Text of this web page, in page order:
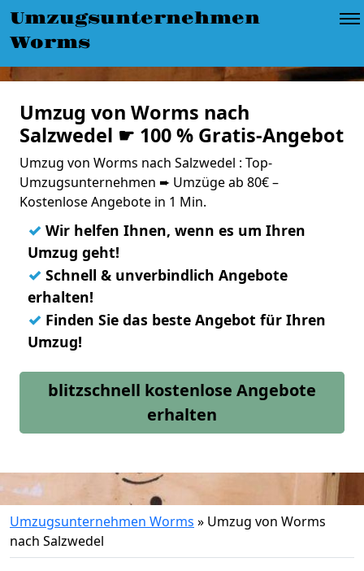
Umzugsunternehmen
Worms
Umzug von Worms nach
Salzwedel ☛ 100 % Gratis-Angebot
Umzug von Worms nach Salzwedel : Top-
Umzugsunternehmen ➨ Umzüge ab 80€ –
Kostenlose Angebote in 1 Min.
✓ Wir helfen Ihnen, wenn es um Ihren
Umzug geht!
✓ Schnell & unverbindlich Angebote
erhalten!
✓ Finden Sie das beste Angebot für Ihren
Umzug!
blitzschnell kostenlose Angebote
erhalten
Umzugsunternehmen Worms » Umzug von Worms
nach Salzwedel